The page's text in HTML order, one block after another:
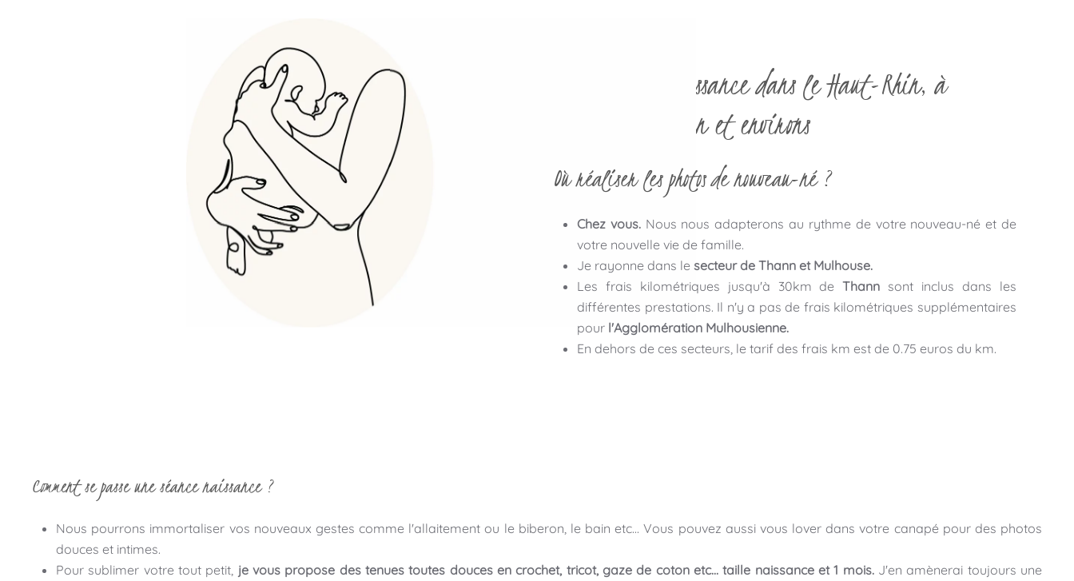
Les photos de naissance dans le Haut-Rhin, à
Mulhouse, à Thann et environs
Où réaliser les photos de nouveau-né ?
Chez vous.Nous nous adapterons au rythme de votre nouveau-né et de
votre nouvelle vie de famille.
Je rayonne dans le secteur de Thann et Mulhouse.
Les frais kilométriques jusqu'à 30km deThann sont inclus dans les
différentes prestations. Il n'y a pas de frais kilométriques supplémentaires
pour l'Agglomération Mulhousienne.
En dehors de ces secteurs, le tarif des frais km est de 0.75 euros du km.
Comment se passe une séance naissance ?
Nous pourrons immortaliser vos nouveaux gestes comme l'allaitement ou le biberon, le bain etc... Vous pouvez aussi vous lover dans votre canapé pour des photos
douces et intimes.
Pour sublimer votre tout petit, je vous propose des tenues toutes douces en crochet, tricot, gaze de coton etc... taille naissance et 1 mois.J'en amènerai toujours une